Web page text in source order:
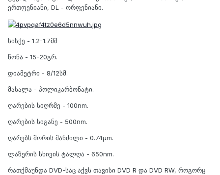
ერთფენიანი, DL - ორფენიანი.
სისქე - 1.2-1.7მმ
წონა - 15-20გრ.
დიამეტრი - 8/12სმ.
მასალა - პოლიკარბონატი.
ღარების სიღრმე - 100nm.
ღარების სიგანე - 500nm.
ღარებს შორის მანძილი - 0.74µm.
ლაზერის სხივის ტალღა - 650nm.
რათქმაუნდა DVD-საც აქვს თავისი DVD R და DVD RW, როგორც